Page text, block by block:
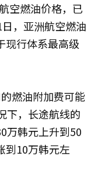
空燃油价格，已
，亚洲航空燃油
现行体系最高级
燃油附加费可能
下，长途航线的
万韩元上升到50
到10万韩元左